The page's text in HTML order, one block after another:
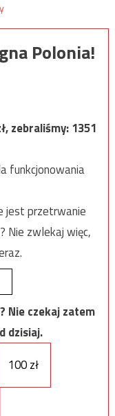
Polonia!
zebraliśmy:1351
funkcjonowania
jest przetrwanie
Nie zwlekaj więc,
Nie czekaj zatem
dzisiaj.
100 zł